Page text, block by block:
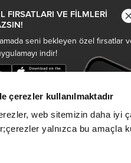
çerezler kullanılmaktadır
web sitemizin daha iyi
yalnızca bu amaçla
FIRSATLARI VE FİLMLERİ
seni bekleyen özel fırsatlar
indir!
5
Dostları
Oak Caddesi'nin
Peter Pan Kabuslar
Tarot: Yeniden Doğuş
Davet
Evcil Kahramanlar